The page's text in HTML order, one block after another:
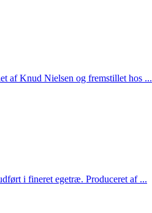
af Knud Nielsen og fremstillet hos ...
i fineret egetræ. Produceret af ...